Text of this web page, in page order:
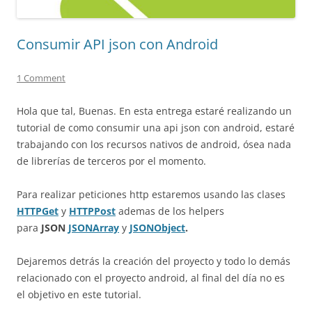
Consumir API json con Android
1 Comment
Hola que tal, Buenas. En esta entrega estaré realizando un
tutorial de como consumir una api json con android, estaré
trabajando con los recursos nativos de android, ósea nada
de librerías de terceros por el momento.
Para realizar peticiones http estaremos usando las clases
HTTPGet y HTTPPost ademas de los helpers
para JSON JSONArray y JSONObject.
Dejaremos detrás la creación del proyecto y todo lo demás
relacionado con el proyecto android, al final del día no es
el objetivo en este tutorial.